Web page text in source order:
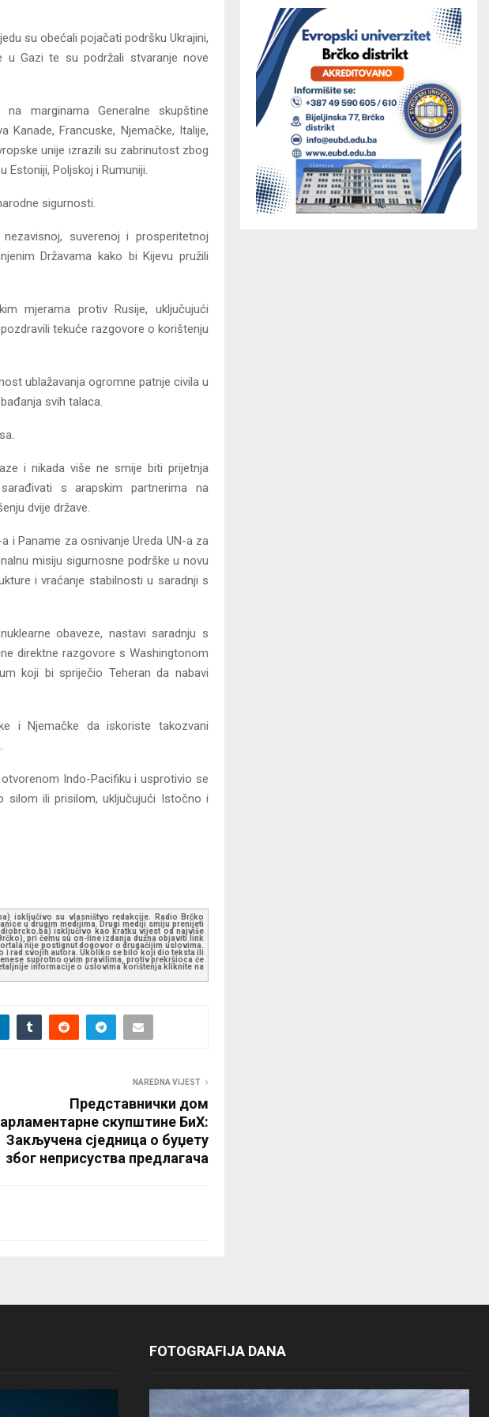
su obećali pojačati podršku Ukrajini,
Gazi te su podržali stvaranje nove
marginama Generalne skupštine
Kanade, Francuske, Njemačke, Italije,
unije izrazili su zabrinutost zbog
Estoniji, Poljskoj i Rumuniji.
sigurnosti.
suverenoj i prosperitetnoj
Državama kako bi Kijevu pružili
mjerama protiv Rusije, uključujući
tekuće razgovore o korištenju
ublažavanja ogromne patnje civila u
svih talaca.
i nikada više ne smije biti prijetnja
​​s arapskim partnerima na
dvije države.
i Paname za osnivanje Ureda UN-a za
misiju sigurnosne podrške u novu
i vraćanje stabilnosti u saradnji s
obaveze, nastavi saradnju s
direktne razgovore s Washingtonom
koji bi spriječio Teheran da nabavi
i Njemačke da iskoriste takozvani
Indo-Pacifiku i usprotivio se
silom ili prisilom, uključujući Istočno i
isključivo su vlasništvo redakcije. Radio Brčko
u drugim medijima. Drugi mediji smiju prenijeti
isključivo kao kratku vijest od najviše
pri čemu su on-line izdanja dužna objaviti link
nije postignut dogovor o drugačijim uslovima.
i rad svojih autora. Ukoliko se bilo koji dio teksta ili
suprotno ovim pravilima, protiv prekršioca će
informacije o uslovima korištenja kliknite na
NAREDNA VIJEST
Представнички дом
скупштине БиХ:
Закључена сједница о буџету
због неприсуства предлагача
FOTOGRAFIJA DANA